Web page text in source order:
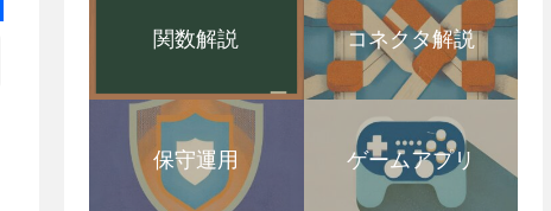
関数解説 コネクタ解説
保守運用 ゲームアプリ